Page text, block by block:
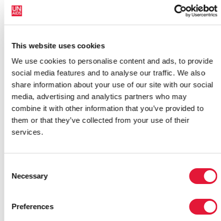
This website uses cookies
We use cookies to personalise content and ads, to provide
social media features and to analyse our traffic. We also
share information about your use of our site with our social
media, advertising and analytics partners who may
combine it with other information that you’ve provided to
them or that they’ve collected from your use of their
services.
Selection
Necessary
Preferences
intégrée. Ces recommandations incluaient notamment
la nécessité de renforcer la capacité de gestion
la gestion, la distribution et le stockage des
médicaments.
Le pays a fait d'énormes efforts ces cinq dernières
années pour consolider l'accès de sa population aux
services de prévention, de traitement, de soins et
d'appui en matière de VIH, en ciblant principalement
les populations les plus exposées au risque. Le
et centrale ayant collecté des données solides sur les
les professionnels du sexe, les hommes ayant des
RENFORCEMENT DES SERVICES ANTI-